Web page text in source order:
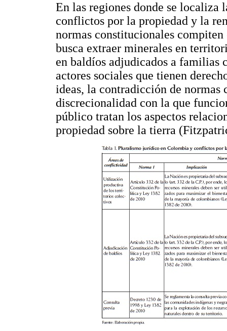
En las regiones donde se localiza
conflictos por la propiedad y la
normas constitucionales
busca extraer minerales en
en baldíos adjudicados a familias
actores sociales que tienen
ideas, la contradicción de
discrecionalidad con la que
público tratan los aspectos
propiedad sobre la tierra